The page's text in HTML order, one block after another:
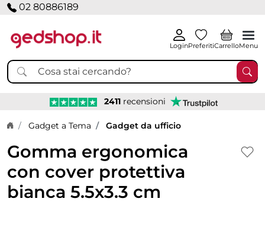
02 80886189
LoginPreferitiCarrelloMenu
2411 recensioni
Home page
Gadget a Tema Gadget da ufficio
Gomma ergonomica
con cover protettiva
bianca 5.5x3.3 cm